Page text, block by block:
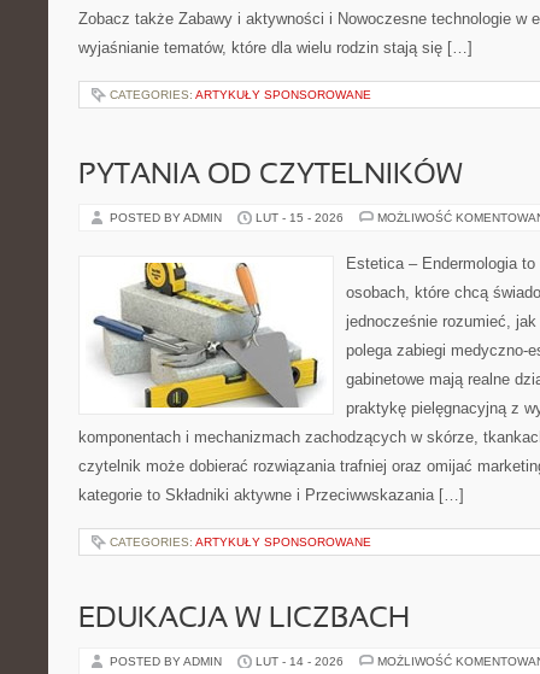
Zobacz także Zabawy i aktywności i Nowoczesne technologie w
wyjaśnianie tematów, które dla wielu rodzin stają się […]
CATEGORIES: ARTYKUŁY SPONSOROWANE
PYTANIA OD CZYTELNIKÓW
POSTED BY ADMIN LUT - 15 - 2026 MOŻLIWOŚĆ
Estetica – Endermologia
osobach, które chcą
jednocześnie rozumieć,
polega zabiegi medyczno-
gabinetowe mają realne
praktykę pielęgnacyjną z
komponentach i mechanizmach zachodzących w skórze,
czytelnik może dobierać rozwiązania trafniej oraz omijać
kategorie to Składniki aktywne i Przeciwwskazania […]
CATEGORIES: ARTYKUŁY SPONSOROWANE
EDUKACJA W LICZBACH
POSTED BY ADMIN LUT - 14 - 2026 MOŻLIWOŚĆ